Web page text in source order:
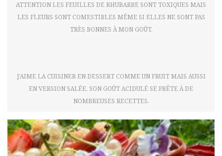
ATTENTION LES FEUILLES DE RHUBARBE SONT TOXIQUES MAIS
LES FLEURS SONT COMESTIBLES MÊME SI ELLES NE SONT PAS
TRÈS BONNES À MON GOÛT.
J’AIME LA CUISINER EN DESSERT COMME UN FRUIT MAIS AUSSI
EN VERSION SALÉE. SON GOÛT ACIDULÉ SE PRÊTE À DE
NOMBREUSES RECETTES.